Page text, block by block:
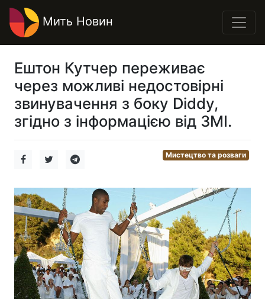
Мить Новин
Ештон Кутчер переживає
через можливі недостовірні
звинувачення з боку Diddy,
згідно з інформацією від ЗМІ.
Мистецтво та розваги